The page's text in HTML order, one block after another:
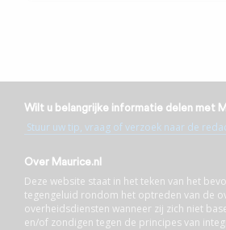
Wilt u belangrijke informatie delen met
Stuur uw tip, vraag of verzoek naar de
Over Maurice.nl
Deze website staat in het teken van het
tegengeluid rondom het optreden van de
overheidsdiensten wanneer zij zich niet
en/of zondigen tegen de principes van